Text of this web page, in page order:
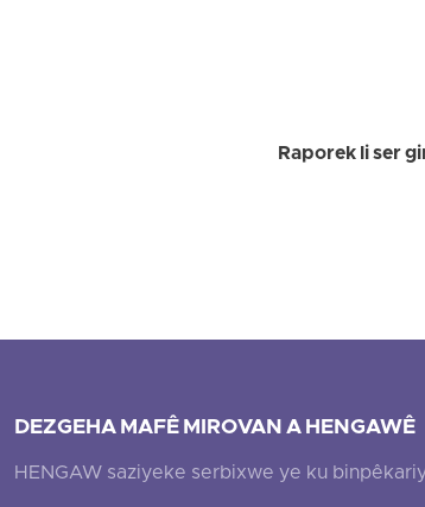
Raporek li ser
DEZGEHA MAFÊ MIROVAN A HENGAWÊ
HENGAW saziyeke serbixwe ye ku